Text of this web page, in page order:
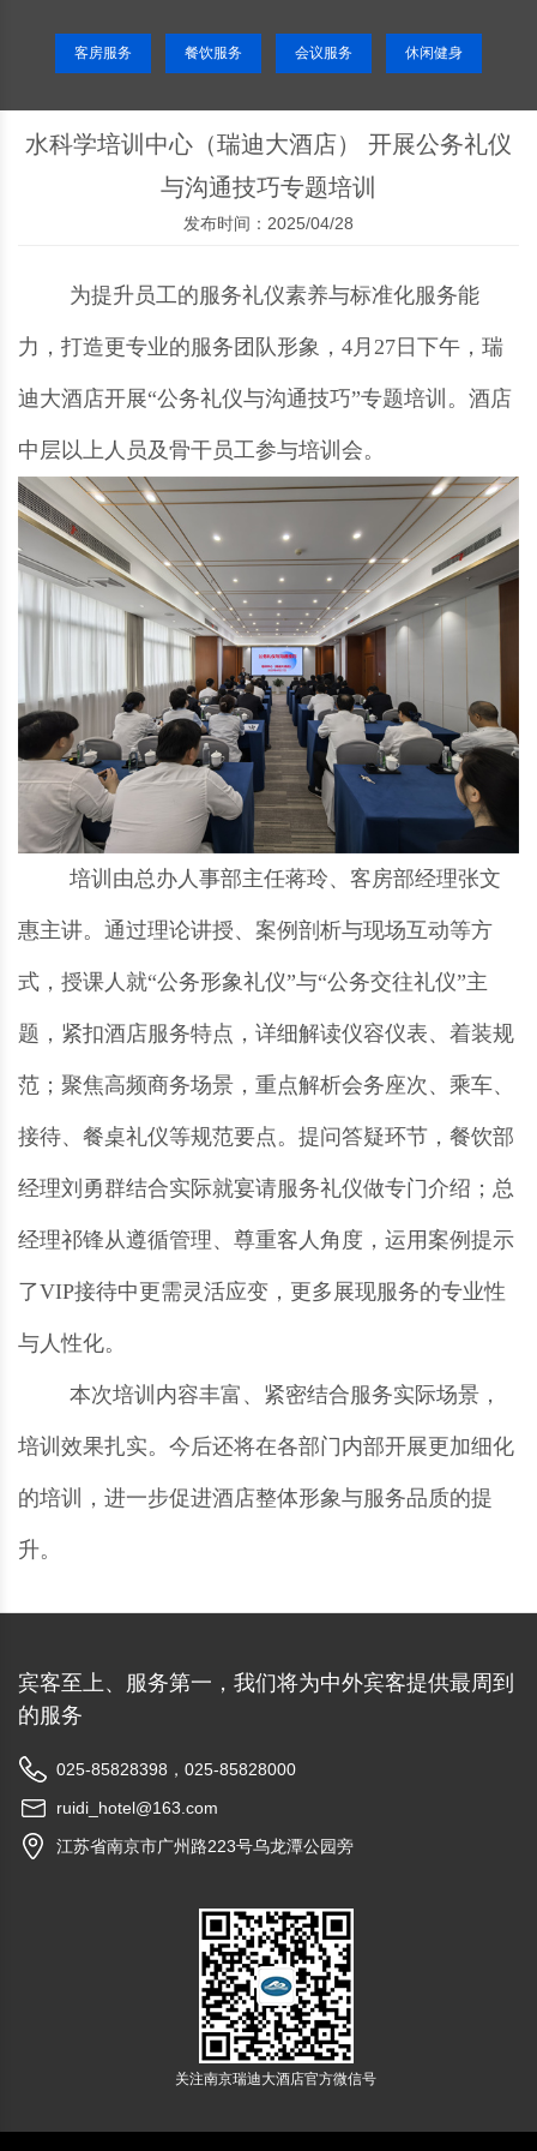
客房服务 餐饮服务 会议服务 休闲健身
水科学培训中心（瑞迪大酒店） 开展公务礼仪
与沟通技巧专题培训
发布时间：2025/04/28
为提升员工的服务礼仪素养与标准化服务能
力，打造更专业的服务团队形象，4月27日下午，瑞
迪大酒店开展“公务礼仪与沟通技巧”专题培训。酒店
中层以上人员及骨干员工参与培训会。
培训由总办人事部主任蒋玲、客房部经理张文
惠主讲。通过理论讲授、案例剖析与现场互动等方
式，授课人就“公务形象礼仪”与“公务交往礼仪”主
题，紧扣酒店服务特点，详细解读仪容仪表、着装规
范；聚焦高频商务场景，重点解析会务座次、乘车、
接待、餐桌礼仪等规范要点。提问答疑环节，餐饮部
经理刘勇群结合实际就宴请服务礼仪做专门介绍；总
经理祁锋从遵循管理、尊重客人角度，运用案例提示
了VIP接待中更需灵活应变，更多展现服务的专业性
与人性化。
本次培训内容丰富、紧密结合服务实际场景，
培训效果扎实。今后还将在各部门内部开展更加细化
的培训，进一步促进酒店整体形象与服务品质的提
升。
宾客至上、服务第一，我们将为中外宾客提供最周到
的服务
025-85828398，025-85828000
ruidi_hotel@163.com
江苏省南京市广州路223号乌龙潭公园旁
关注南京瑞迪大酒店官方微信号